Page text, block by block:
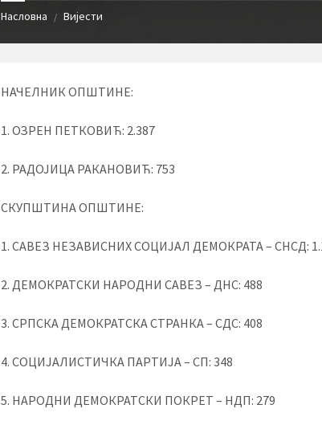
Насловна / Вијести
НАЧЕЛНИК ОПШТИНЕ:
1. ОЗРЕН ПЕТКОВИЋ: 2.387
2. РАДОЈИЦА РАКАНОВИЋ: 753
СКУПШТИНА ОПШТИНЕ:
1. САВЕЗ НЕЗАВИСНИХ СОЦИЈАЛ ДЕМОКРАТА – СНСД:
2. ДЕМОКРАТСКИ НАРОДНИ САВЕЗ – ДНС: 488
3. СРПСКА ДЕМОКРАТСКА СТРАНКА – СДС: 408
4. СОЦИЈАЛИСТИЧКА ПАРТИЈА – СП: 348
5. НАРОДНИ ДЕМОКРАТСКИ ПОКРЕТ – НДП: 279